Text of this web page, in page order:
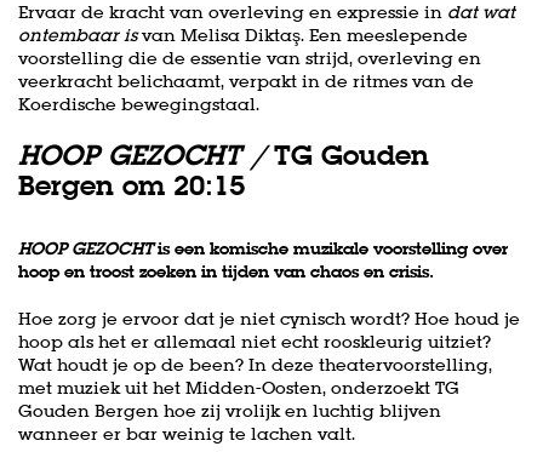
Ervaar de kracht van overleving en expressie in dat wat
ontembaar isvan Melisa Diktaş. Een meeslepende
voorstelling die de essentie van strijd, overleving en
veerkracht belichaamt, verpakt in de ritmes van de
Koerdische bewegingstaal.
HOOP GEZOCHT /TG Gouden
Bergen om 20:15
HOOP GEZOCHTis een komische muzikale voor­stel­ling over
hoop en troost zoeken in tijden van chaos en crisis.
Hoe zorg je ervoor dat je niet cynisch wordt? Hoe houd je
hoop als het er allemaal niet echt rooskleurig uitziet?
Wat houdt je op de been? In deze theatervoorstelling,
met muziek uit het Midden-Oosten, onderzoekt TG
Gouden Bergen hoe zij vrolijk en luchtig blijven
wanneer er bar weinig te lachen valt.